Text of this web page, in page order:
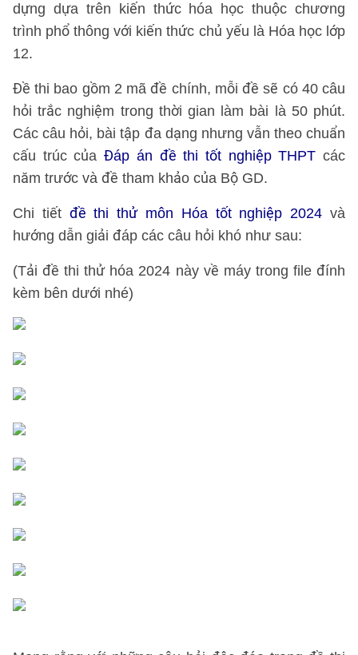
dựng dựa trên kiến thức hóa học thuộc chương
trình phổ thông với kiến thức chủ yếu là Hóa học lớp
12.
Đề thi bao gồm 2 mã đề chính, mỗi đề sẽ có 40 câu
hỏi trắc nghiệm trong thời gian làm bài là 50 phút.
Các câu hỏi, bài tập đa dạng nhưng vẫn theo chuẩn
cấu trúc củaĐáp án đề thi tốt nghiệp THPT các
năm trước và đề tham khảo của Bộ GD.
Chi tiết đề thi thử môn Hóa tốt nghiệp 2024 và
hướng dẫn giải đáp các câu hỏi khó như sau:
(Tải đề thi thử hóa 2024 này về máy trong file đính
kèm bên dưới nhé)